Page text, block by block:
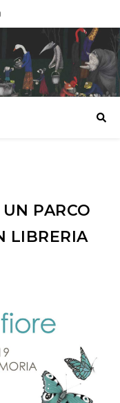
PARCO
LIBRERIA